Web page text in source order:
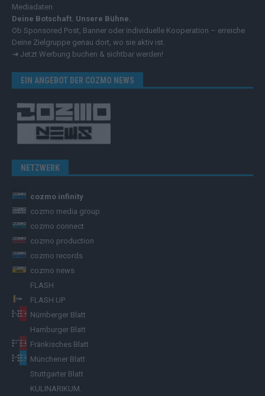
Mediadaten
Deine Botschaft. Unsere Bühne.
Ob Sponsored Post, Banner oder individuelle Kooperation – erreiche
Deine Zielgruppe genau dort, wo sie aktiv ist.
➔ Jetzt Werbung buchen & sichtbar werden!
EIN ANGEBOT DER COZMO NEWS
NETZWERK
cozmo infinity
cozmo media group
cozmo connect
cozmo production
cozmo records
cozmo news
FLASH
FLASH UP
Nürnberger Blatt
Hamburger Blatt
Fränkisches Blatt
Münchener Blatt
Stuttgarter Blatt
KULINARIKUM.